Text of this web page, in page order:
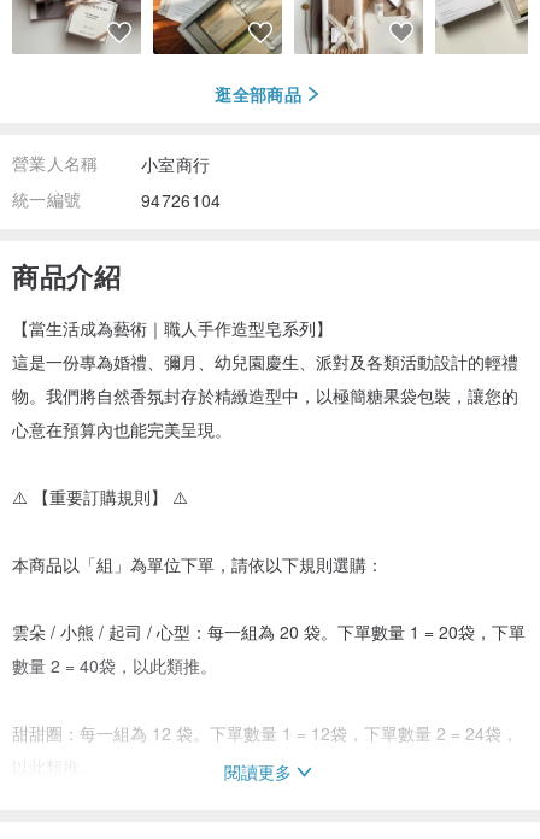
逛全部商品
營業人名稱
小室商行
統一編號
94726104
商品介紹
【當生活成為藝術｜職人手作造型皂系列】
這是一份專為婚禮、彌月、幼兒園慶生、派對及各類活動設計的輕禮
物。我們將自然香氛封存於精緻造型中，以極簡糖果袋包裝，讓您的
心意在預算內也能完美呈現。
⚠️ 【重要訂購規則】 ⚠️
本商品以「組」為單位下單，請依以下規則選購：
雲朵 / 小熊 / 起司 / 心型：每一組為 20 袋。下單數量 1 = 20袋，下單
數量 2 = 40袋，以此類推。
甜甜圈：每一組為 12 袋。下單數量 1 = 12袋，下單數量 2 = 24袋，
以此類推。
閱讀更多